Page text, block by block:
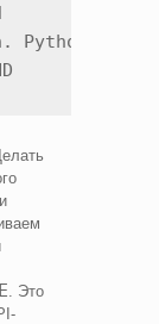
Python
. Это